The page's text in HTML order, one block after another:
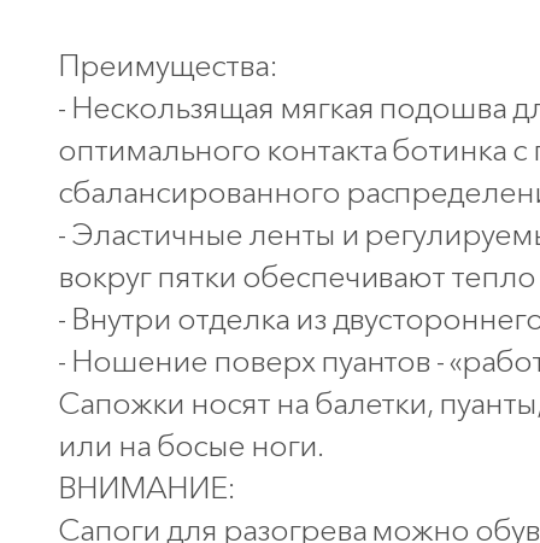
Преимущества:
- Нескользящая мягкая подошва
оптимального контакта ботинка
сбалансированного
- Эластичные ленты и
вокруг пятки обеспечивают
- Внутри отделка из
- Ношение поверх пуантов -
Сапожки носят на балетки,
или на босые ноги.
ВНИМАНИЕ:
Сапоги для разогрева можно